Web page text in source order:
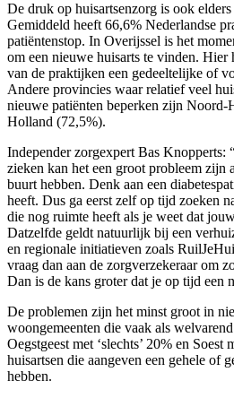
De druk op huisartsenzorg is ook
Gemiddeld heeft 66,6% Nederlandse
patiëntenstop. In Overijssel is het
om een nieuwe huisarts te vinden. Hier
van de praktijken een gedeeltelijke of
Andere provincies waar relatief veel
nieuwe patiënten beperken zijn
Holland (72,5%).
Independer zorgexpert Bas Knopperts:
zieken kan het een groot probleem zijn
buurt hebben. Denk aan een
heeft. Dus ga eerst zelf op tijd zoeken
die nog ruimte heeft als je weet dat
Datzelfde geldt natuurlijk bij een
en regionale initiatieven zoals
vraag dan aan de zorgverzekeraar om
Dan is de kans groter dat je op tijd een
De problemen zijn het minst groot in
woongemeenten die vaak als
Oegstgeest met ‘slechts’ 20% en Soest
huisartsen die aangeven een gehele of
hebben.